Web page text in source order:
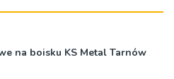
na boisku KS Metal Tarnów